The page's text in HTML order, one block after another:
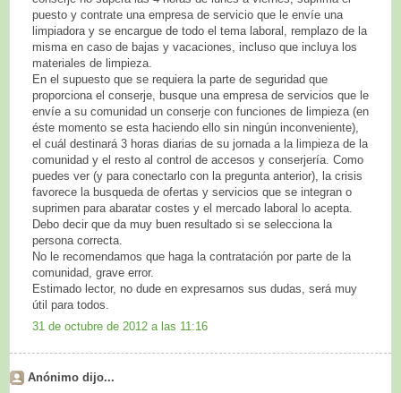
puesto y contrate una empresa de servicio que le envíe una
limpiadora y se encargue de todo el tema laboral, remplazo de la
misma en caso de bajas y vacaciones, incluso que incluya los
materiales de limpieza.
En el supuesto que se requiera la parte de seguridad que
proporciona el conserje, busque una empresa de servicios que le
envíe a su comunidad un conserje con funciones de limpieza (en
éste momento se esta haciendo ello sin ningún inconveniente),
el cuál destinará 3 horas diarias de su jornada a la limpieza de la
comunidad y el resto al control de accesos y conserjería. Como
puedes ver (y para conectarlo con la pregunta anterior), la crisis
favorece la busqueda de ofertas y servicios que se integran o
suprimen para abaratar costes y el mercado laboral lo acepta.
Debo decir que da muy buen resultado si se selecciona la
persona correcta.
No le recomendamos que haga la contratación por parte de la
comunidad, grave error.
Estimado lector, no dude en expresarnos sus dudas, será muy
útil para todos.
31 de octubre de 2012 a las 11:16
Anónimo dijo...